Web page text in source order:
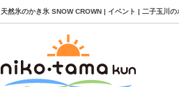
天然氷のかき氷 SNOW CROWN | イベント | 二子玉川